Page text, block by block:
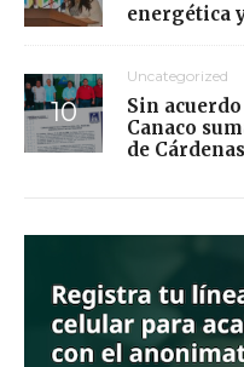
energética
Uncategorized
Sin
Canaco
de Cárdenas